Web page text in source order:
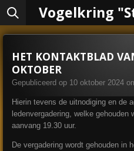
Ga
naar
hoofdinhoud
Vogelkring
HET KONTAKTBLAD
OKTOBER
Gepubliceerd op 10 oktober 2024
Hierin tevens de uitnodiging en de
ledenvergadering, welke gehouden
aanvang 19.30 uur.
De vergadering wordt gehouden in